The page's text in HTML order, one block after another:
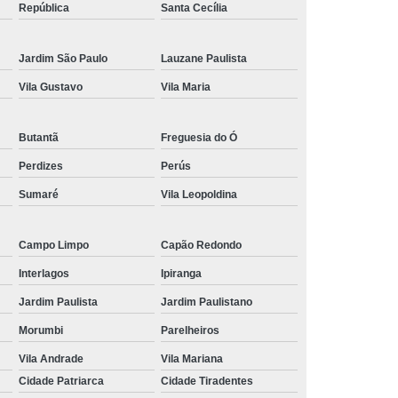
POSTE DE AÇO GALVANIZADO PARA
POSTE AÇO GALVANIZADO PREÇO
POSTE DE AÇO GALVANIZADO VALOR
POSTE DE AÇO PARA QUADRAS
ESPORTIVAS
POSTE PARA CAMERA CFTV
POSTE CURVO DUPLO ENGASTADO
POSTE CURVO SIMPLES PREÇO
POSTE DE FERRO GALVANIZADO
República Santa Cecília
Jardim São Paulo Lauzane Paulista
Vila Gustavo Vila Maria
Butantã Freguesia do Ó
Perdizes Perús
Sumaré Vila Leopoldina
Campo Limpo Capão Redondo
Interlagos Ipiranga
Jardim Paulista Jardim Paulistano
Morumbi Parelheiros
Vila Andrade
Vila Mariana
Cidade Patriarca Cidade Tiradentes